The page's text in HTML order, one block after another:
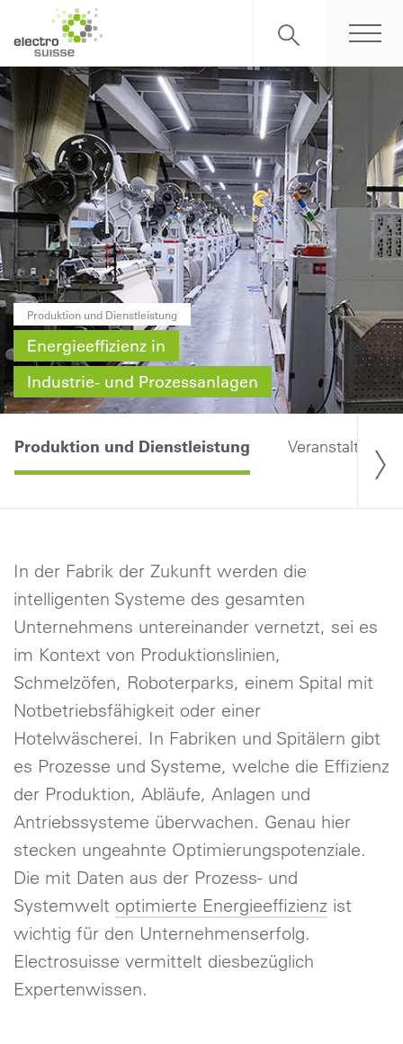
Produktion und Dienstleistung
Energieeffizienz in
Industrie- und Prozessanlagen
Produktion und Dienstleistung Veranstaltungen
In der Fabrik der Zukunft werden die
intelligenten Systeme des gesamten
Unternehmens untereinander vernetzt, sei es
im Kontext von Produktionslinien,
Schmelzöfen, Roboterparks, einem Spital mit
Notbetriebsfähigkeit oder einer
Hotelwäscherei. In Fabriken und Spitälern gibt
es Prozesse und Systeme, welche die Effizienz
der Produktion, Abläufe, Anlagen und
Antriebssysteme überwachen. Genau hier
stecken ungeahnte Optimierungspotenziale.
Die mit Daten aus der Prozess- und
Systemwelt optimierte Energieeffizienz ist
wichtig für den Unternehmenserfolg.
Electrosuisse vermittelt diesbezüglich
Expertenwissen.